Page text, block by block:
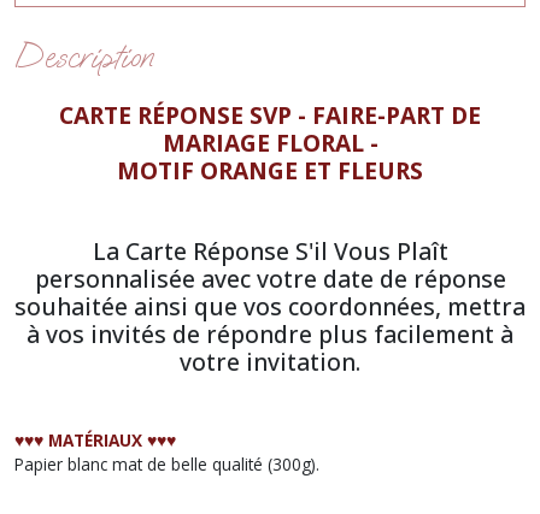
Description
CARTE RÉPONSE SVP - FAIRE-PART DE
MARIAGE FLORAL -
MOTIF ORANGE ET FLEURS
La Carte Réponse S'il Vous Plaît
personnalisée avec votre date de réponse
souhaitée ainsi que vos coordonnées, mettra
à vos invités de répondre plus facilement à
votre invitation.
♥︎♥︎♥︎ MATÉRIAUX ♥︎♥︎♥︎
Papier blanc mat de belle qualité (300g).